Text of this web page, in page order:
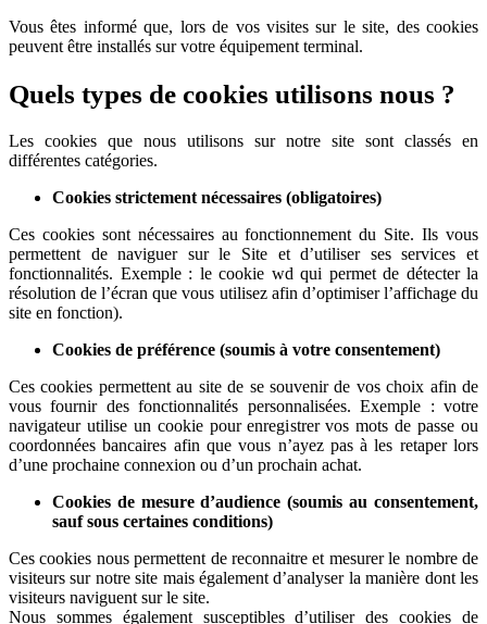
Vous êtes informé que, lors de vos visites sur le site, des cookies
peuvent être installés sur votre équipement terminal.
Quels types de cookies utilisons nous ?
Les cookies que nous utilisons sur notre site sont classés en
différentes catégories.
Cookies strictement nécessaires (obligatoires)
Ces cookies sont nécessaires au fonctionnement du Site. Ils vous
permettent de naviguer sur le Site et d’utiliser ses services et
fonctionnalités. Exemple : le cookie wd qui permet de détecter la
résolution de l’écran que vous utilisez afin d’optimiser l’affichage du
site en fonction).
Cookies de préférence (soumis à votre consentement)
Ces cookies permettent au site de se souvenir de vos choix afin de
vous fournir des fonctionnalités personnalisées. Exemple : votre
navigateur utilise un cookie pour enregistrer vos mots de passe ou
coordonnées bancaires afin que vous n’ayez pas à les retaper lors
d’une prochaine connexion ou d’un prochain achat.
Cookies de mesure d’audience (soumis au consentement,
sauf sous certaines conditions)
Ces cookies nous permettent de reconnaitre et mesurer le nombre de
visiteurs sur notre site mais également d’analyser la manière dont les
visiteurs naviguent sur le site.
Nous sommes également susceptibles d’utiliser des cookies de